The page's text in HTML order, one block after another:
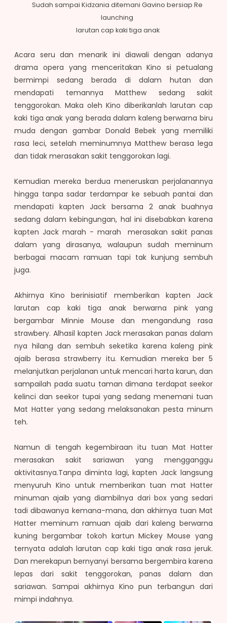
Sudah sampai Kidzania ditemani Gavino bersiap Re
launching
larutan cap kaki tiga anak
Acara seru dan menarik ini diawali dengan adanya
drama opera yang menceritakan Kino si petualang
bermimpi sedang berada di dalam hutan dan
mendapati temannya Matthew sedang sakit
tenggorokan. Maka oleh Kino diberikanlah larutan cap
kaki tiga anak yang berada dalam kaleng berwarna biru
muda dengan gambar Donald Bebek yang memiliki
rasa leci, setelah meminumnya Matthew berasa lega
dan tidak merasakan sakit tenggorokan lagi.
Kemudian mereka berdua meneruskan perjalanannya
hingga tanpa sadar terdampar ke sebuah pantai dan
mendapati kapten Jack bersama 2 anak buahnya
sedang dalam kebingungan, hal ini disebabkan karena
kapten Jack marah - marah merasakan sakit panas
dalam yang dirasanya, walaupun sudah meminum
berbagai macam ramuan tapi tak kunjung sembuh
juga.
Akhirnya Kino berinisiatif memberikan kapten Jack
larutan cap kaki tiga anak berwarna pink yang
bergambar Minnie Mouse dan mengandung rasa
strawbery. Alhasil kapten Jack merasakan panas dalam
nya hilang dan sembuh seketika karena kaleng pink
ajaib berasa strawberry itu. Kemudian mereka ber 5
melanjutkan perjalanan untuk mencari harta karun, dan
sampailah pada suatu taman dimana terdapat seekor
kelinci dan seekor tupai yang sedang menemani tuan
Mat Hatter yang sedang melaksanakan pesta minum
teh.
Namun di tengah kegembiraan itu tuan Mat Hatter
merasakan sakit sariawan yang mengganggu
aktivitasnya.Tanpa diminta lagi, kapten Jack langsung
menyuruh Kino untuk memberikan tuan mat Hatter
minuman ajaib yang diambilnya dari box yang sedari
tadi dibawanya kemana-mana, dan akhirnya tuan Mat
Hatter meminum ramuan ajaib dari kaleng berwarna
kuning bergambar tokoh kartun Mickey Mouse yang
ternyata adalah larutan cap kaki tiga anak rasa jeruk.
Dan merekapun bernyanyi bersama bergembira karena
lepas dari sakit tenggorokan, panas dalam dan
sariawan. Sampai akhirnya Kino pun terbangun dari
mimpi indahnya.